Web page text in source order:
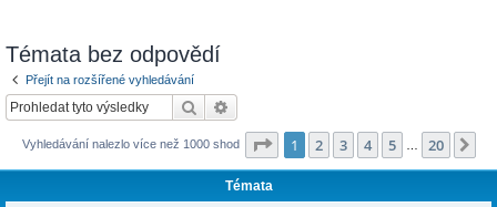
Témata bez odpovědí
Přejít na rozšířené vyhledávání
Hledat
Vyhledávání nalezlo více než 1000 shod Stránka z 20
1 2 3 4 5 20
Témata